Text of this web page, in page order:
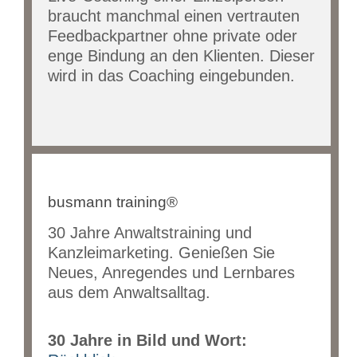
braucht manchmal einen vertrauten
Feedbackpartner ohne private oder
enge Bindung an den Klienten. Dieser
wird in das Coaching eingebunden.
busmann training®
30 Jahre Anwaltstraining und
Kanzleimarketing. Genießen Sie
Neues, Anregendes und Lernbares
aus dem Anwaltsalltag.
30 Jahre in Bild und Wort: